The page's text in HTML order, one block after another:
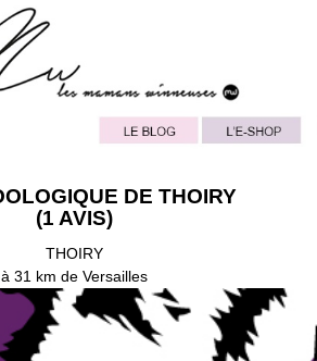
DE THOIRY
(1 AVIS)
THOIRY
à 31 km de Versailles